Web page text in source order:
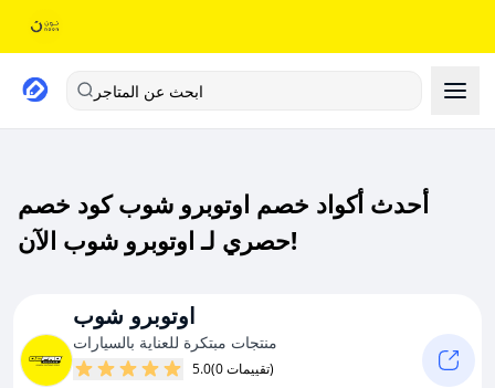
ابحث عن المتاجر
أحدث أكواد خصم اوتوبرو شوب كود خصم
حصري لـ اوتوبرو شوب الآن!
اوتوبرو شوب
منتجات مبتكرة للعناية بالسيارات
5.0 (0 تقييمات)